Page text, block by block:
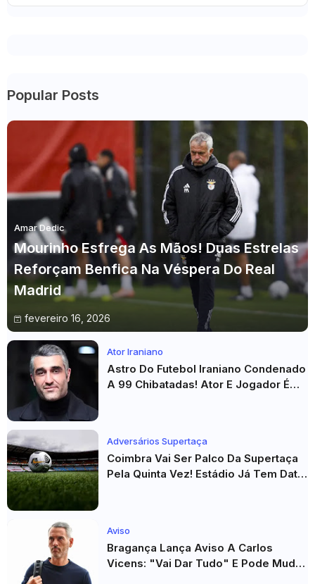
Popular Posts
Amar Dedic
Mourinho Esfrega As Mãos! Duas Estrelas
Reforçam Benfica Na Véspera Do Real
Madrid
fevereiro 16, 2026
Ator Iraniano
Astro Do Futebol Iraniano Condenado
A 99 Chibatadas! Ator E Jogador É
Adversários Supertaça
Coimbra Vai Ser Palco Da Supertaça
Pela Quinta Vez! Estádio Já Tem Data
Aviso
Bragança Lança Aviso A Carlos
Vicens: "Vai Dar Tudo" E Pode Mudar